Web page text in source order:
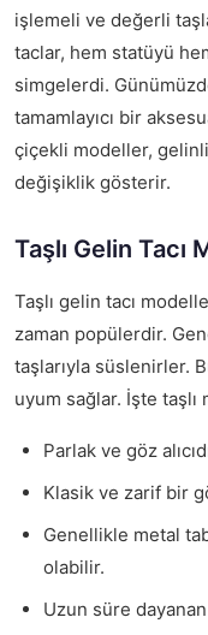
işlemeli ve değerli
taclar, hem statüyü
simgelerdi.
tamamlayıcı bir
çiçekli modeller,
değişiklik gösterir.
Taşlı Gelin
Taşlı gelin tacı
zaman popülerdir.
taşlarıyla süslenirler.
uyum sağlar. İşte
Parlak ve göz
Klasik ve zarif bir
Genellikle metal
olabilir.
Uzun süre